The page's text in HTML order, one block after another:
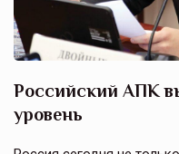
Российский АПК
уровень